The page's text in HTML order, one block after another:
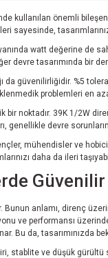
kullanılan önemli
sayesinde,
watt değerine de
devre tasarımında bir
da güvenilirliğidir. %5
problemleri en
bir noktadır. 39K 1/2W
genellikle devre
mühendisler ve
daha da ileri
anlamı, direnç
ve performansı
Bu da, tasarımınızda
stablite ve düşük